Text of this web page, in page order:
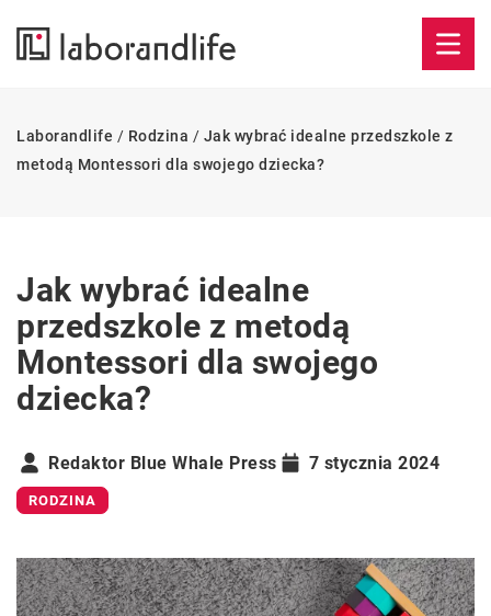
Laborandlife / Rodzina / Jak wybrać idealne przedszkole z
metodą Montessori dla swojego dziecka?
Jak wybrać idealne
przedszkole z metodą
Montessori dla swojego
dziecka?
Redaktor Blue Whale Press 7 stycznia 2024
RODZINA